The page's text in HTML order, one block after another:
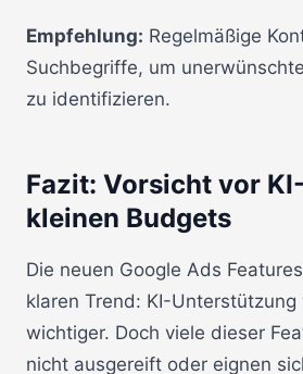
Empfehlung: Regelmäßige
Suchbegriffe, um
zu identifizieren.
Fazit: Vorsicht vor
kleinen Budgets
Die neuen Google Ads
klaren Trend: KI-
wichtiger. Doch viele dieser
nicht ausgereift oder eignen